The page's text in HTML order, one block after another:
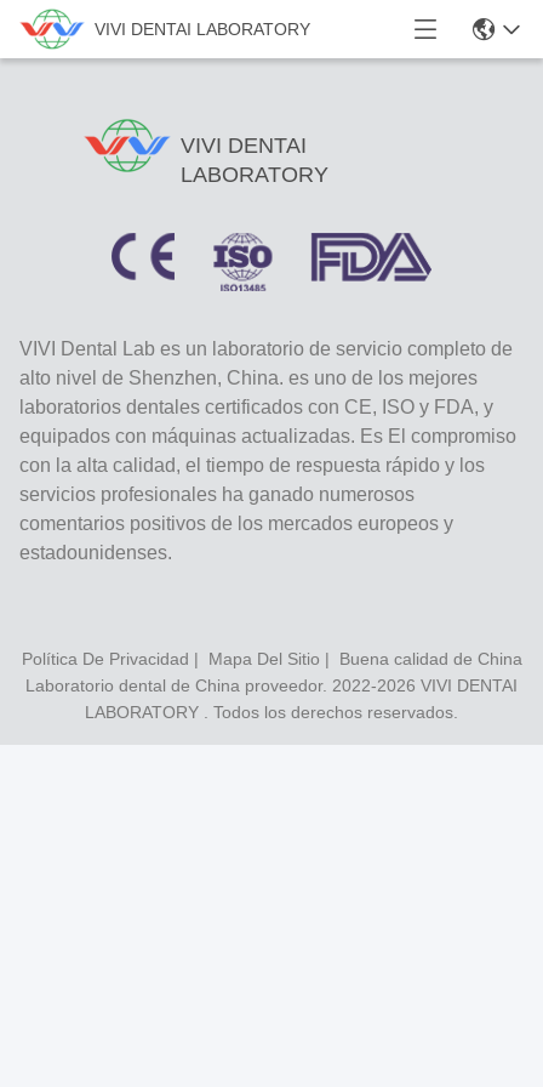
VIVI DENTAI LABORATORY
VIVI DENTAI
LABORATORY
VIVI Dental Lab es un laboratorio de servicio completo de
alto nivel de Shenzhen, China. es uno de los mejores
laboratorios dentales certificados con CE, ISO y FDA, y
equipados con máquinas actualizadas. Es El compromiso
con la alta calidad, el tiempo de respuesta rápido y los
servicios profesionales ha ganado numerosos
comentarios positivos de los mercados europeos y
estadounidenses.
Política De Privacidad | Mapa Del Sitio | Buena calidad de China
Laboratorio dental de China proveedor. 2022-2026 VIVI DENTAI
LABORATORY . Todos los derechos reservados.